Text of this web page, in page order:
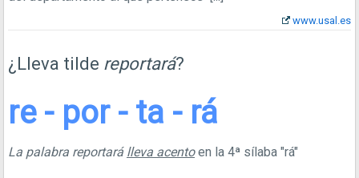
www.usal.es
¿Lleva tilde reportará?
re - por - ta - rá
La palabra reportará lleva acentoen la 4ª sílaba "rá"